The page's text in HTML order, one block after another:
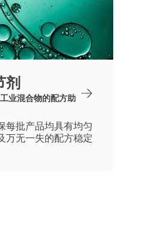
剂
业混合物的配方助
每批产品均具有均匀
万无一失的配方稳定